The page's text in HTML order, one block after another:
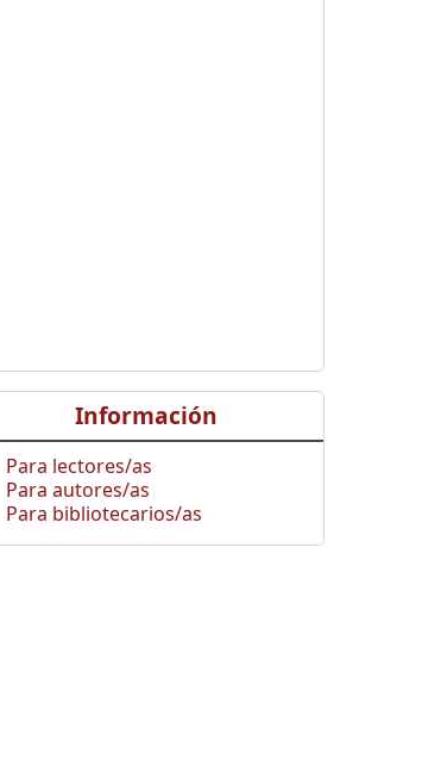
Información
Para lectores/as
Para autores/as
Para bibliotecarios/as